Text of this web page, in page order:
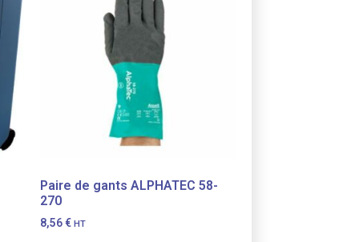
Paire de gants ALPHATEC 58-
270
8,56€ HT